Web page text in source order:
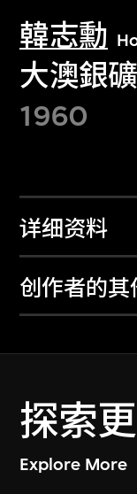
韓志勳
大澳銀礦
1960
详细资料
创作者的其
探索
Explore More
探索世界顶
文化藏品。